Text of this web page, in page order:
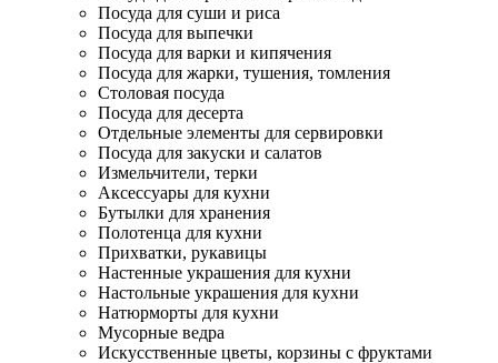
Посуда для суши и риса
Посуда для выпечки
Посуда для варки и кипячения
Посуда для жарки, тушения, томления
Столовая посуда
Посуда для десерта
Отдельные элементы для сервировки
Посуда для закуски и салатов
Измельчители, терки
Аксессуары для кухни
Бутылки для хранения
Полотенца для кухни
Прихватки, рукавицы
Настенные украшения для кухни
Настольные украшения для кухни
Натюрморты для кухни
Мусорные ведра
Искусственные цветы, корзины с фруктами